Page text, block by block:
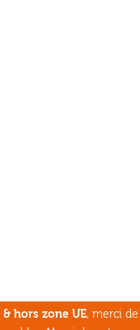
hors zone UE, merci de